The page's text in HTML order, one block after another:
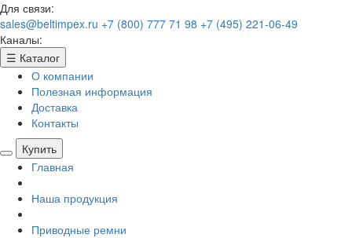
Для связи:
sales@beltimpex.ru +7 (800) 777 71 98 +7 (495) 221-06-49
Каналы:
☰ Каталог
О компании
Полезная информация
Доставка
Контакты
Купить
Главная
Наша продукция
Приводные ремни